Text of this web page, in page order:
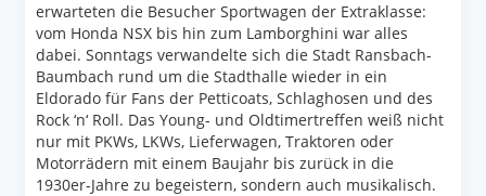
erwarteten die Besucher Sportwagen der Extraklasse:
vom Honda NSX bis hin zum Lamborghini war alles
dabei. Sonntags verwandelte sich die Stadt Ransbach-
Baumbach rund um die Stadthalle wieder in ein
Eldorado für Fans der Petticoats, Schlaghosen und des
Rock ‘n‘ Roll. Das Young- und Oldtimertreffen weiß nicht
nur mit PKWs, LKWs, Lieferwagen, Traktoren oder
Motorrädern mit einem Baujahr bis zurück in die
1930er-Jahre zu begeistern, sondern auch musikalisch.